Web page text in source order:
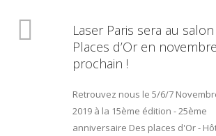
Laser Paris sera au
Places d’Or en novembre
prochain !
Retrouvez nous le 5/6/7
2019 à la 15ème édition - 25ème
anniversaire Des places d'Or -